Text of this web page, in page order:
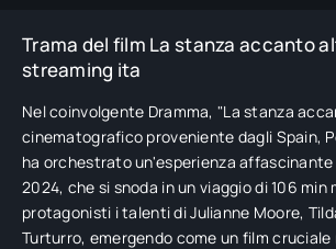
Trama del film La stanza accanto
streaming ita
Nel coinvolgente Dramma, "La stanza
cinematografico proveniente dagli Spain,
ha orchestrato un'esperienza
2024, che si snoda in un viaggio di 106 min
protagonisti i talenti di Julianne Moore,
Turturro, emergendo come un film cruciale